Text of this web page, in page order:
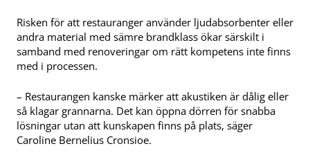
Risken för att restauranger använder ljudabsorbenter eller
andra material med sämre brandklass ökar särskilt i
samband med renoveringar om rätt kompetens inte finns
med i processen.
– Restaurangen kanske märker att akustiken är dålig eller
så klagar grannarna. Det kan öppna dörren för snabba
lösningar utan att kunskapen finns på plats, säger
Caroline Bernelius Cronsioe.